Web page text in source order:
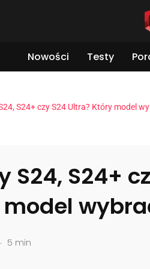
Nowości Testy
S24+ czy S24 Ultra? Który model
S24, S24+
model
. 5 min